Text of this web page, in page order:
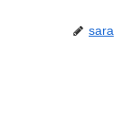
sara